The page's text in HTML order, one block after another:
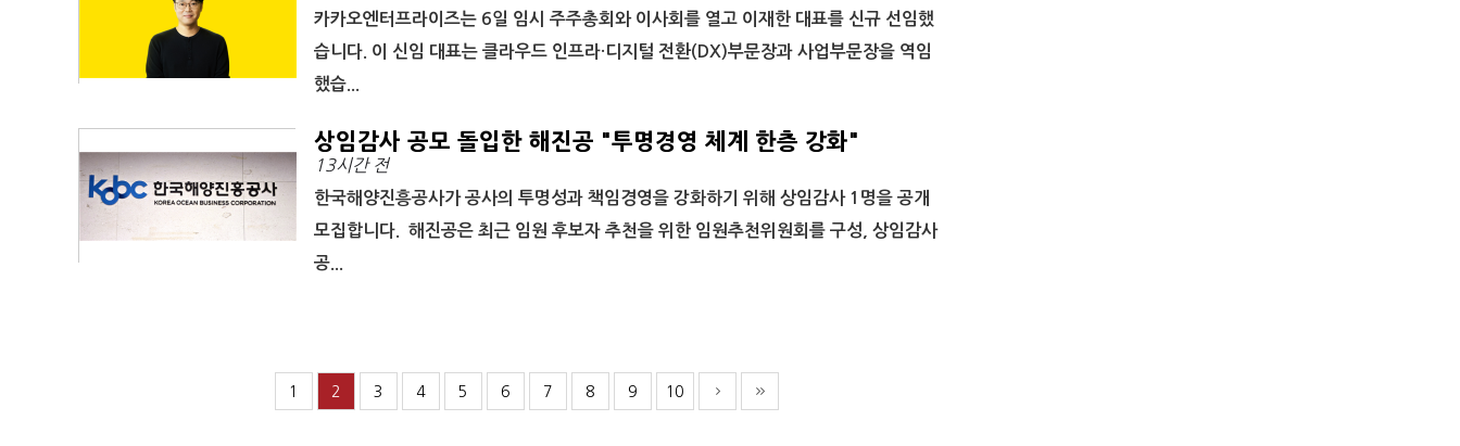
카카오엔터프라이즈는 6일 임시 주주총회와 이사회를 열고 이재한 대표를 신규 선임했
습니다. 이 신임 대표는 클라우드 인프라·디지털 전환(DX)부문장과 사업부문장을 역임
했습...
상임감사 공모 돌입한 해진공 "투명경영 체계 한층 강화"
13시간 전
한국해양진흥공사가 공사의 투명성과 책임경영을 강화하기 위해 상임감사 1명을 공개
모집합니다. 해진공은 최근 임원 후보자 추천을 위한 임원추천위원회를 구성, 상임감사
공...
1 2 3 4 5 6 7 8 9 10